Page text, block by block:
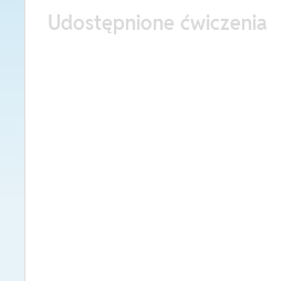
Udostępnione ćwiczenia